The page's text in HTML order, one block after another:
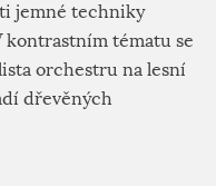
jemné techniky
kontrastním tématu se
orchestru na lesní
dřevěných